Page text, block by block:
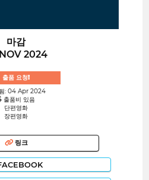
마감
2024
출품 요청!
: 04 Apr 2024
출품비 있음
단편영화
장편영화
링크